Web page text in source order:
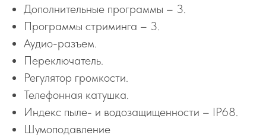
Дополнительные программы – 3.
Программы стриминга – 3.
Аудио-разъем.
Переключатель.
Регулятор громкости.
Телефонная катушка.
Индекс пыле- и водозащищенности – IP68.
Шумоподавление